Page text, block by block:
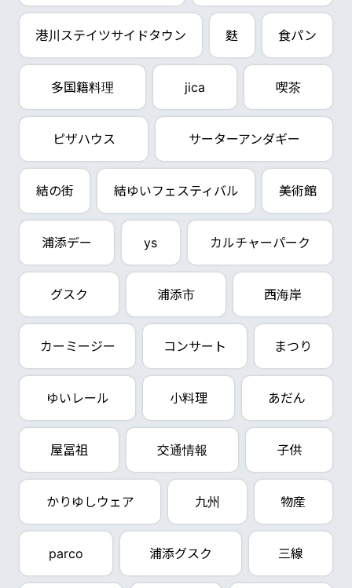
港川ステイツサイドタウン 麩 食パン
多国籍料理 jica 喫茶
ピザハウス サーターアンダギー
結の街 結ゆいフェスティバル 美術館
浦添デー ys カルチャーパーク
グスク 浦添市 西海岸
カーミージー コンサート まつり
ゆいレール 小料理 あだん
屋冨祖 交通情報 子供
かりゆしウェア 九州 物産
parco 浦添グスク 三線